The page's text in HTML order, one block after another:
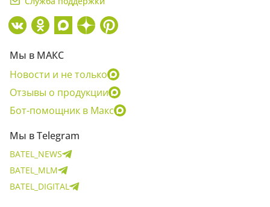
Мы в МАКС
Новости и не только
Отзывы о продукции
Бот-помощник в Макс
Мы в Telegram
BATEL_NEWS
BATEL_MLM
BATEL_DIGITAL